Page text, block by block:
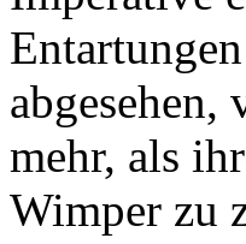
mehr, als
Wimper zu